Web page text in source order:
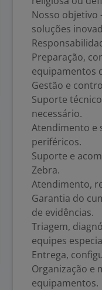
Nosso objetivo
soluções
Preparação,
equipamentos
Gestão e
Suporte
necessário.
Atendimento e
periféricos.
Suporte e
Zebra.
Atendimento,
Garantia do
de evidências.
Triagem,
equipes
Entrega,
Organização e
equipamentos.